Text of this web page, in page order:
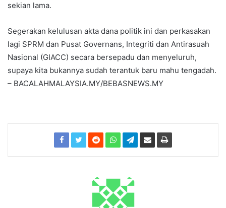
sekian lama.
Segerakan kelulusan akta dana politik ini dan perkasakan
lagi SPRM dan Pusat Governans, Integriti dan Antirasuah
Nasional (GIACC) secara bersepadu dan menyeluruh,
supaya kita bukannya sudah terantuk baru mahu tengadah.
– BACALAHMALAYSIA.MY/BEBASNEWS.MY